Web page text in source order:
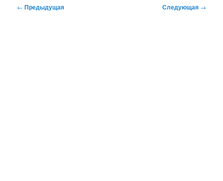
Навигация
← Предыдущая Следующая →